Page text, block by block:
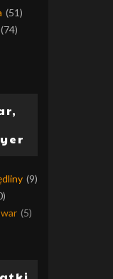
(51)
(74)
(9)
(5)